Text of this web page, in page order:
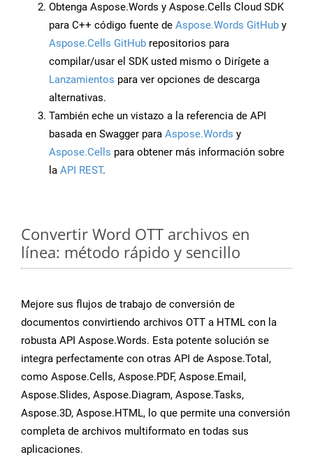
Obtenga Aspose.Words y Aspose.Cells Cloud SDK
para C++ código fuente de Aspose.Words GitHub y
Aspose.Cells GitHub repositorios para
compilar/usar el SDK usted mismo o Dirígete a
Lanzamientos para ver opciones de descarga
alternativas.
También eche un vistazo a la referencia de API
basada en Swagger para Aspose.Words y
Aspose.Cells para obtener más información sobre
la API REST.
Convertir Word OTT archivos en
línea: método rápido y sencillo
Mejore sus flujos de trabajo de conversión de
documentos convirtiendo archivos OTT a HTML con la
robusta API Aspose.Words. Esta potente solución se
integra perfectamente con otras API de Aspose.Total,
como Aspose.Cells, Aspose.PDF, Aspose.Email,
Aspose.Slides, Aspose.Diagram, Aspose.Tasks,
Aspose.3D, Aspose.HTML, lo que permite una conversión
completa de archivos multiformato en todas sus
aplicaciones.